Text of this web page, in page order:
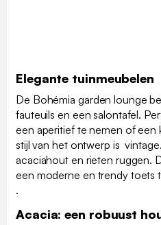
Elegante tuinmeubelen
De Bohémia garden lounge
fauteuils en een salontafel.
een aperitief te nemen of een
stijl van het ontwerp is
acaciahout en rieten ruggen.
een moderne en trendy toets
.
Acacia: een robuust